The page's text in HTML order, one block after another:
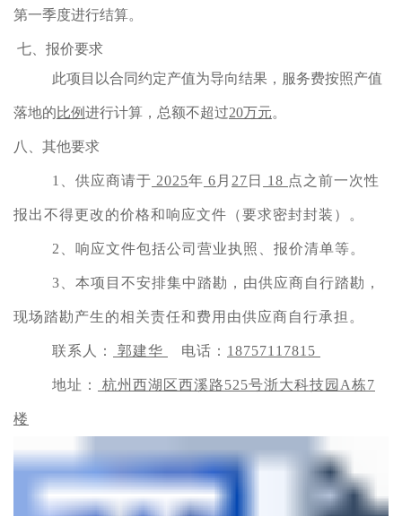
第一季度进行结算。
七、报价要求
此项目以合同约定产值为导向结果，服务费按照产值
落地的比例进行计算，总额不超过20万元。
八、其他要求
1、供应商请于 2025年 6 月 27 日 18 点之前一次性
报出不得更改的价格和响应文件（要求密封封装）。
2、响应文件包括公司营业执照、报价清单等。
3、本项目不安排集中踏勘，由供应商自行踏勘，
现场踏勘产生的相关责任和费用由供应商自行承担。
联系人： 郭建华 电话： 18757117815
地址： 杭州西湖区西溪路525号浙大科技园A栋7
楼